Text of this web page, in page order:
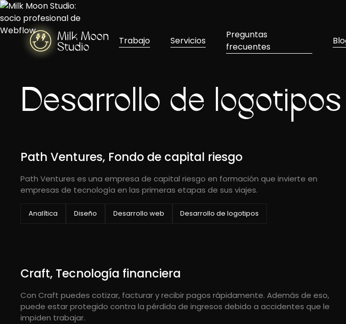
Trabajo Servicios
Preguntas
frecuentes
Desarrollo de logotipos
Path Ventures, Fondo de capital riesgo
Path Ventures es una empresa de capital riesgo en formación que invierte en
empresas de tecnología en las primeras etapas de sus viajes.
Analítica Diseño Desarrollo web Desarrollo de logotipos
Craft, Tecnología financiera
Con Craft puedes cotizar, facturar y recibir pagos rápidamente. Además de eso,
puede estar protegido contra la pérdida de ingresos debido a accidentes que le
impiden trabajar.